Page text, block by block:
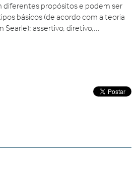
diferentes propósitos e podem ser
básicos (de acordo com a teoria
assertivo, diretivo,...